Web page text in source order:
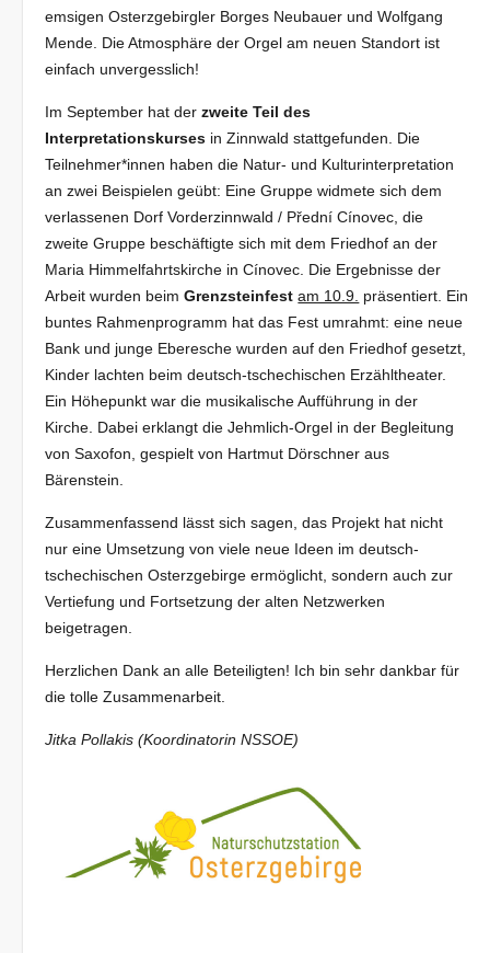
emsigen Osterzgebirgler Borges Neubauer und Wolfgang
Mende. Die Atmosphäre der Orgel am neuen Standort ist
einfach unvergesslich!
Im September hat derzweite Teil des
Interpretationskurses in Zinn­wald stattgefunden. Die
Teilnehmer*innen haben die Natur- und Kultur­interpretation
an zwei Beispielen geübt: Eine Gruppe widmete sich dem
verlassenen Dorf Vorderzinnwald / Přední Cínovec, die
zweite Grup­pe beschäftigte sich mit dem Friedhof an der
Maria Himmelfahrtskirche in Cínovec. Die Ergebnisse der
Arbeit wurden beimGrenzsteinfest am 10.9. präsentiert. Ein
buntes Rahmenpro­gramm hat das Fest umrahmt: eine neue
Bank und junge Eber­esche wurden auf den Friedhof gesetzt,
Kinder lachten beim deutsch-tschechischen Erzähltheater.
Ein Höhe­punkt war die musikalische Aufführung in der
Kirche. Dabei erklangt die Jehmlich-Orgel in der Begleitung
von Saxofon, gespielt von Hartmut Dörschner aus
Bärenstein.
Zusammenfassend lässt sich sagen, das Projekt hat nicht
nur eine Umsetzung von viele neue Ideen im deutsch-
tschechischen Osterzgebirge ermöglicht, sondern auch zur
Vertiefung und Fortsetzung der alten Netzwerken
beigetragen.
Herzlichen Dank an alle Beteiligten! Ich bin sehr dankbar für
die tolle Zusammenarbeit.
Jitka Pollakis (Koordinatorin NSSOE)